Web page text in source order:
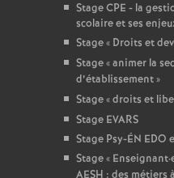
Stage CPE - la
scolaire et ses
Stage « Droits et
Stage «animer la
d’établissement»
Stage «droits et
Stage EVARS
Stage Psy-ÉN EDO
Stage « Enseignant·